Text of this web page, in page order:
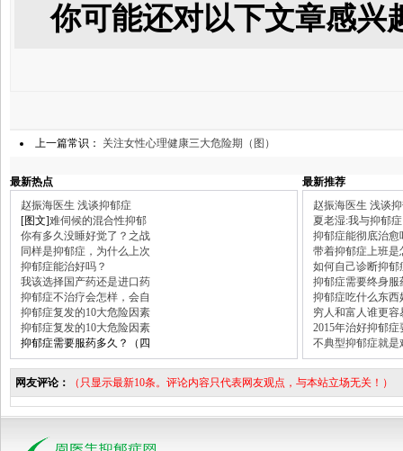
你可能还对以下文章感兴
上一篇常识： 关注女性心理健康三大危险期（图）
最新热点
最新推荐
赵振海医生 浅谈抑郁症
[图文]难伺候的混合性抑郁
你有多久没睡好觉了？之战
同样是抑郁症，为什么上次
抑郁症能治好吗？
我该选择国产药还是进口药
抑郁症不治疗会怎样，会自
抑郁症复发的10大危险因素
抑郁症复发的10大危险因素
抑郁症需要服药多久？（四
赵振海医生 浅谈
夏老湿:我与抑郁症
抑郁症能彻底治愈
带着抑郁症上班是
如何自己诊断抑郁
抑郁症需要终身服
抑郁症吃什么东西
穷人和富人谁更容
2015年治好抑郁症
不典型抑郁症就是
网友评论： （只显示最新10条。评论内容只代表网友观点，与本站立场无关！）